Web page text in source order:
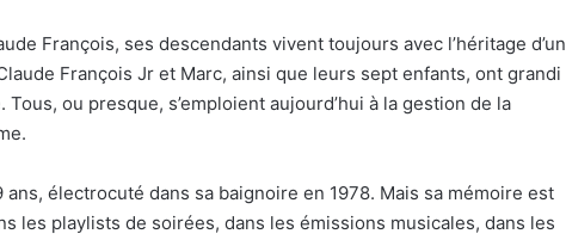
François, ses descendants vivent toujours avec l’héritage d’un
François Jr et Marc, ainsi que leurs sept enfants, ont grandi
ou presque, s’emploient aujourd’hui à la gestion de la
électrocuté dans sa baignoire en 1978. Mais sa mémoire est
les playlists de soirées, dans les émissions musicales, dans les